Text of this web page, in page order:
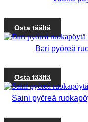
Osta täältä
Bari pyöreä
Osta täältä
Saini pyöreä